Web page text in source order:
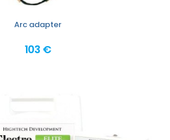
Arc adapter
103 €